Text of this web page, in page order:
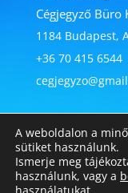
Cégjegyző Büro
1184 Budapest,
+36 70 415 6544
A weboldalon a
sütiket használunk.
Ismerje meg
használunk, vagy a